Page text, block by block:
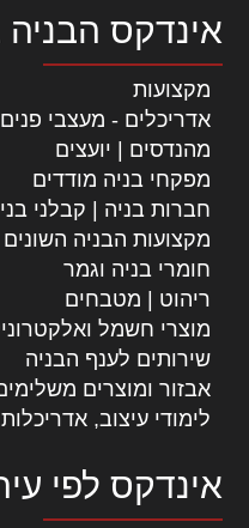
אינדקס
מקצועות
אדריכלים - מעצבי פנים
מהנדסים | יועצים
מפקחי בניה מודדים
חברות בניה | קבלני
מקצועות הבניה השונים
חומרי בניה וגמר
ריהוט | מטבחים
מוצרי חשמל
שירותים לענף הבניה
אבזור ומוצרים
לימודי עיצוב,
אינדקס לפי